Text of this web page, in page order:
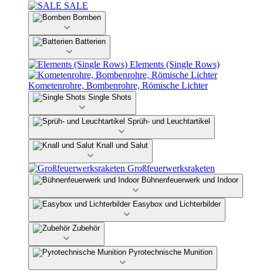
SALE
Bomben
Batterien
Elements (Single Rows)
Kometenrohre, Bombenrohre, Römische Lichter
Single Shots
Sprüh- und Leuchtartikel
Knall und Salut
Großfeuerwerksraketen
Bühnenfeuerwerk und Indoor
Easybox und Lichterbilder
Zubehör
Pyrotechnische Munition